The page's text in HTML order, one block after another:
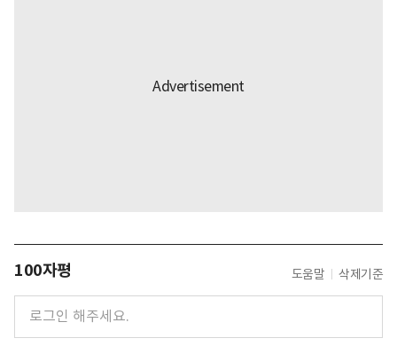
100자평 도움말 삭제기준